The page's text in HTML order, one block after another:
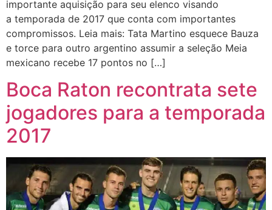
importante aquisição para seu elenco visando
a temporada de 2017 que conta com importantes
compromissos. Leia mais: Tata Martino esquece Bauza
e torce para outro argentino assumir a seleção Meia
mexicano recebe 17 pontos no […]
Boca Raton recontrata sete
jogadores para a temporada
2017